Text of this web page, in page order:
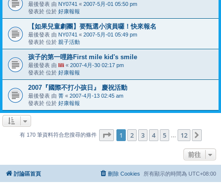
最後發表 由 NY0741 « 2007-5月-01 05:50 pm
發表於 位於 好康報報
【如果兒童劇團】要甄選小演員囉！快來報名
最後發表 由 NY0741 « 2007-5月-01 05:49 pm
發表於 位於 親子活動
孩子的第一哩路First mile kid's smile
最後發表 由 lili « 2007-4月-30 02:17 pm
發表於 位於 好康報報
2007『國際不打小孩日』 慶祝活動
最後發表 由 菁 « 2007-4月-13 02:45 am
發表於 位於 好康報報
有 170 筆資料符合您搜尋的條件 第 1 頁 (共12 頁)
1 2 3 4 5 12
前往
討論區首頁 所有顯示的時間為 UTC+08:00
刪除 Cookies